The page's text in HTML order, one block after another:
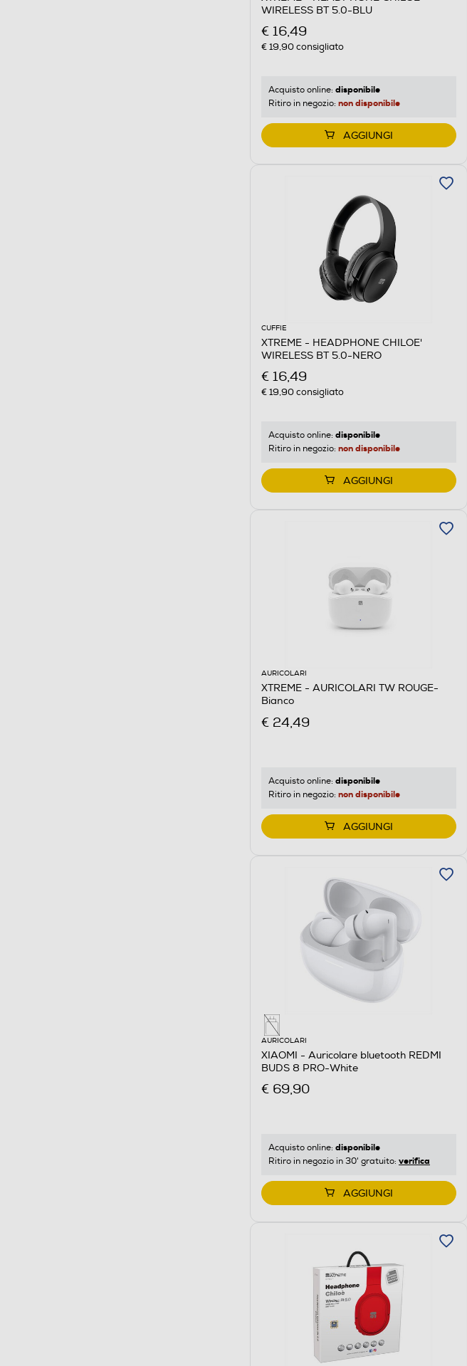
WIRELESS BT 5.0-BLU
€ 16,49
€ 19,90consigliato
Acquisto online: disponibile
Ritiro in negozio: non disponibile
AGGIUNGI
CUFFIE
XTREME - HEADPHONE CHILOE'
WIRELESS BT 5.0-NERO
€ 16,49
€ 19,90consigliato
Acquisto online: disponibile
Ritiro in negozio: non disponibile
AGGIUNGI
AURICOLARI
XTREME - AURICOLARI TW ROUGE-
Bianco
€ 24,49
Acquisto online: disponibile
Ritiro in negozio: non disponibile
AGGIUNGI
AURICOLARI
XIAOMI - Auricolare bluetooth REDMI
BUDS 8 PRO-White
€ 69,90
Acquisto online: disponibile
Ritiro in negozio in 30' gratuito: verifica
AGGIUNGI